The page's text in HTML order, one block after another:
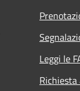
Leggi le